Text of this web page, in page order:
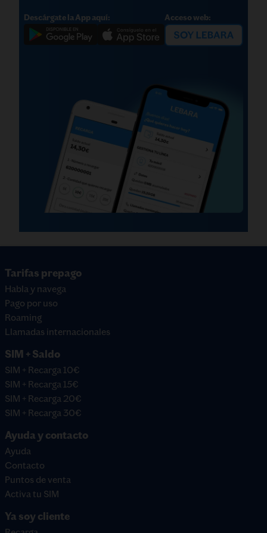
Descárgate la App aquí: Acceso web:
Tarifas prepago
Habla y navega
Pago por uso
Roaming
Llamadas internacionales
SIM + Saldo
SIM + Recarga 10€
SIM + Recarga 15€
SIM + Recarga 20€
SIM + Recarga 30€
Ayuda y contacto
Ayuda
Contacto
Puntos de venta
Activa tu SIM
Ya soy cliente